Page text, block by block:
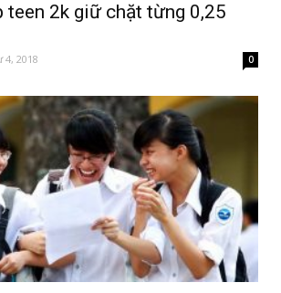
teen 2k giữ chặt từng 0,25
4, 2018 0